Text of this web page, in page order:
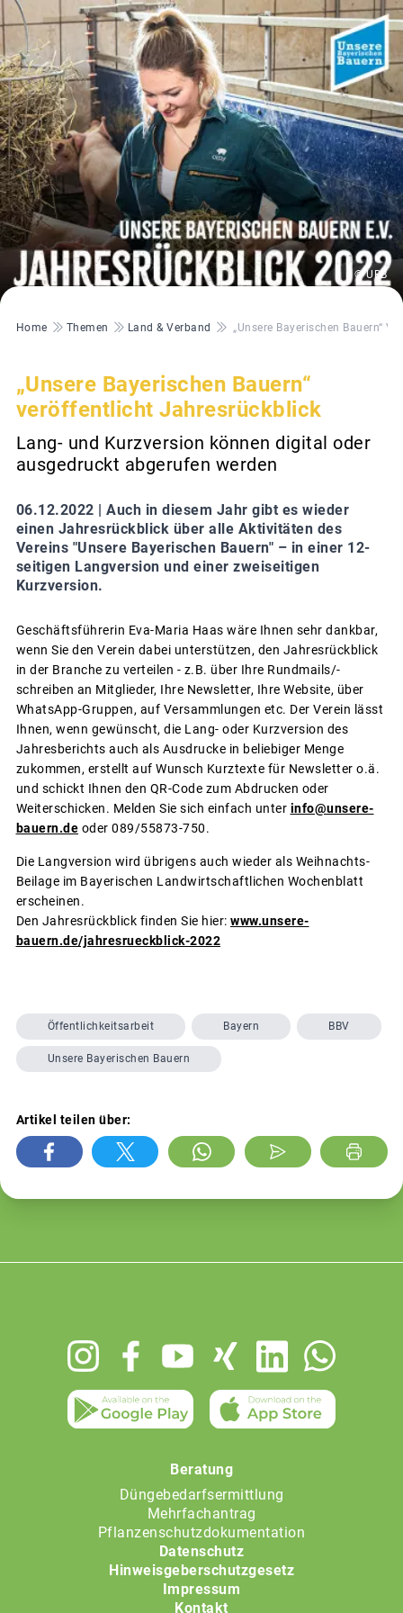
© UBB
Pfadnavigation
Home Themen Land & Verband „Unsere Bayerischen Bauern“
„Unsere Bayerischen Bauern“
veröffentlicht Jahresrückblick
Lang- und Kurzversion können digital oder
ausgedruckt abgerufen werden
06.12.2022 | Auch in diesem Jahr gibt es wieder
einen Jahresrückblick über alle Aktivitäten des
Vereins "Unsere Bayerischen Bauern" – in einer 12-
seitigen Langversion und einer zweiseitigen
Kurzversion.
Geschäftsführerin Eva-Maria Haas wäre Ihnen sehr dankbar,
wenn Sie den Verein dabei unterstützen, den Jahresrückblick
in der Branche zu verteilen - z.B. über Ihre Rundmails/-
schreiben an Mitglieder, Ihre Newsletter, Ihre Website, über
WhatsApp-Gruppen, auf Versammlungen etc. Der Verein lässt
Ihnen, wenn gewünscht, die Lang- oder Kurzversion des
Jahresberichts auch als Ausdrucke in beliebiger Menge
zukommen, erstellt auf Wunsch Kurztexte für Newsletter o.ä.
und schickt Ihnen den QR-Code zum Abdrucken oder
Weiterschicken. Melden Sie sich einfach unter info@unsere-
bauern.de oder 089/55873-750.
Die Langversion wird übrigens auch wieder als Weihnachts-
Beilage im Bayerischen Landwirtschaftlichen Wochenblatt
erscheinen.
Den Jahresrückblick finden Sie hier: www.unsere-
bauern.de/jahresrueckblick-2022
Öffentlichkeitsarbeit Bayern BBV
Unsere Bayerischen Bauern
Artikel teilen über:
Beratung
Düngebedarfsermittlung
Mehrfachantrag
Pflanzenschutzdokumentation
Datenschutz
Hinweisgeberschutzgesetz
Impressum
Kontakt